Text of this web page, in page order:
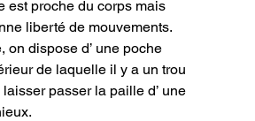
est proche du corps mais
liberté de mouvements.
on dispose d’ une poche
de laquelle il y a un trou
passer la paille d’ une